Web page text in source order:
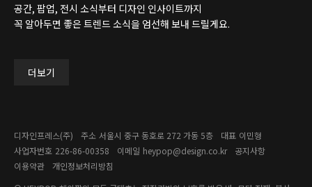
공간, 팝업, 전시 소식부터 디자인 인사이트까지
꼭 알아두면 좋은 트렌드 소식을 엄선해 보내 드릴게요.
더보기
디자인프레스(주) 주소 서울시 중구 동호로 272 가동 5층 대표 이민형
사업자번호 226-86-00358​ 이메일 heypop@design.co.kr
공지사항
이용약관
개인정보처리방침